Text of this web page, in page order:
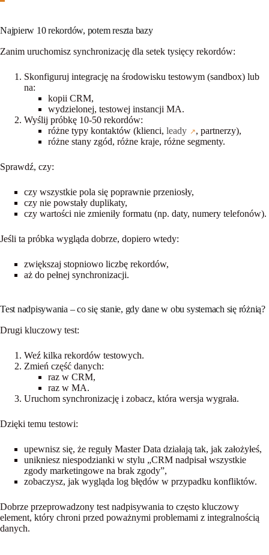
Najpierw 10 rekordów, potem reszta bazy
Zanim uruchomisz synchronizację dla setek tysięcy rekordów:
Skonfiguruj integrację na środowisku testowym (sandbox) lub
na:
kopii CRM,
wydzielonej, testowej instancji MA.
Wyślij próbkę 10-50 rekordów:
różne typy kontaktów (klienci, leady
, partnerzy),
różne stany zgód, różne kraje, różne segmenty.
Sprawdź, czy:
czy wszystkie pola się poprawnie przeniosły,
czy nie powstały duplikaty,
czy wartości nie zmieniły formatu (np. daty, numery telefonów).
Jeśli ta próbka wygląda dobrze, dopiero wtedy:
zwiększaj stopniowo liczbę rekordów,
aż do pełnej synchronizacji.
Test nadpisywania – co się stanie, gdy dane w obu systemach się różnią?
Drugi kluczowy test:
Weź kilka rekordów testowych.
Zmień część danych:
raz w CRM,
raz w MA.
Uruchom synchronizację i zobacz, która wersja wygrała.
Dzięki temu testowi:
upewnisz się, że reguły Master Data działają tak, jak założyłeś,
unikniesz niespodzianki w stylu „CRM nadpisał wszystkie
zgody marketingowe na brak zgody”,
zobaczysz, jak wygląda log błędów w przypadku konfliktów.
Dobrze przeprowadzony test nadpisywania to często kluczowy
element, który chroni przed poważnymi problemami z integralnością
danych.